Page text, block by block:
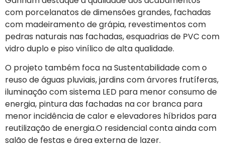
com porcelanatos de dimensões grandes, fachadas
com madeiramento de grápia, revestimentos com
pedras naturais nas fachadas, esquadrias de PVC com
vidro duplo e piso vinílico de alta qualidade.
O projeto também foca na Sustentabilidade com o
reuso de águas pluviais, jardins com árvores frutíferas,
iluminação com sistema LED para menor consumo de
energia, pintura das fachadas na cor branca para
menor incidência de calor e elevadores híbridos para
reutilização de energia.O residencial conta ainda com
salão de festas e área externa de lazer.